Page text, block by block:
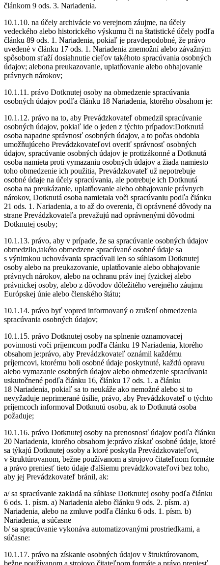
článkom 9 ods. 3. Nariadenia.
10.1.10. na účely archivácie vo verejnom záujme, na účely
vedeckého alebo historického výskumu či na štatistické účely podľa
článku 89 ods. 1. Nariadenia, pokiaľ je pravdepodobné, že právo
uvedené v článku 17 ods. 1. Nariadenia znemožní alebo závažným
spôsobom sťaží dosiahnutie cieľov takéhoto spracúvania osobných
údajov; alebona preukazovanie, uplatňovanie alebo obhajovanie
právnych nárokov;
10.1.11. právo Dotknutej osoby na obmedzenie spracúvania
osobných údajov podľa článku 18 Nariadenia, ktorého obsahom je:
10.1.12. právo na to, aby Prevádzkovateľ obmedzil spracúvanie
osobných údajov, pokiaľ ide o jeden z týchto prípadov:Dotknutá
osoba napadne správnosť osobných údajov, a to počas obdobia
umožňujúceho Prevádzkovateľovi overiť správnosť osobných
údajov, spracúvanie osobných údajov je protizákonné a Dotknutá
osoba namieta proti vymazaniu osobných údajov a žiada namiesto
toho obmedzenie ich použitia, Prevádzkovateľ už nepotrebuje
osobné údaje na účely spracúvania, ale potrebuje ich Dotknutá
osoba na preukázanie, uplatňovanie alebo obhajovanie právnych
nárokov, Dotknutá osoba namietala voči spracúvaniu podľa článku
21 ods. 1. Nariadenia, a to až do overenia, či oprávnené dôvody na
strane Prevádzkovateľa prevažujú nad oprávnenými dôvodmi
Dotknutej osoby;
10.1.13. právo, aby v prípade, že sa spracúvanie osobných údajov
obmedzilo,takéto obmedzene spracúvané osobné údaje sa
s výnimkou uchovávania spracúvali len so súhlasom Dotknutej
osoby alebo na preukazovanie, uplatňovanie alebo obhajovanie
právnych nárokov, alebo na ochranu práv inej fyzickej alebo
právnickej osoby, alebo z dôvodov dôležitého verejného záujmu
Európskej únie alebo členského štátu;
10.1.14. právo byť vopred informovaný o zrušení obmedzenia
spracúvania osobných údajov;
10.1.15. právo Dotknutej osoby na splnenie oznamovacej
povinnosti voči príjemcom podľa článku 19 Nariadenia, ktorého
obsahom je:právo, aby Prevádzkovateľ oznámil každému
príjemcovi, ktorému boli osobné údaje poskytnuté, každú opravu
alebo vymazanie osobných údajov alebo obmedzenie spracúvania
uskutočnené podľa článku 16, článku 17 ods. 1. a článku
18 Nariadenia, pokiaľ sa to neukáže ako nemožné alebo si to
nevyžaduje neprimerané úsilie, právo, aby Prevádzkovateľ o týchto
príjemcoch informoval Dotknutú osobu, ak to Dotknutá osoba
požaduje;
10.1.16. právo Dotknutej osoby na prenosnosť údajov podľa článku
20 Nariadenia, ktorého obsahom je:právo získať osobné údaje, ktoré
sa týkajú Dotknutej osoby a ktoré poskytla Prevádzkovateľovi,
v štruktúrovanom, bežne používanom a strojovo čitateľnom formáte
a právo preniesť tieto údaje ďalšiemu prevádzkovateľovi bez toho,
aby jej Prevádzkovateľ bránil, ak:
a/ sa spracúvanie zakladá na súhlase Dotknutej osoby podľa článku
6 ods. 1. písm. a) Nariadenia alebo článku 9 ods. 2. písm. a)
Nariadenia, alebo na zmluve podľa článku 6 ods. 1. písm. b)
Nariadenia, a súčasne
b/ sa spracúvanie vykonáva automatizovanými prostriedkami, a
súčasne:
10.1.17. právo na získanie osobných údajov v štruktúrovanom,
bežne používanom a strojovo čitateľnom formáte a právo preniesť